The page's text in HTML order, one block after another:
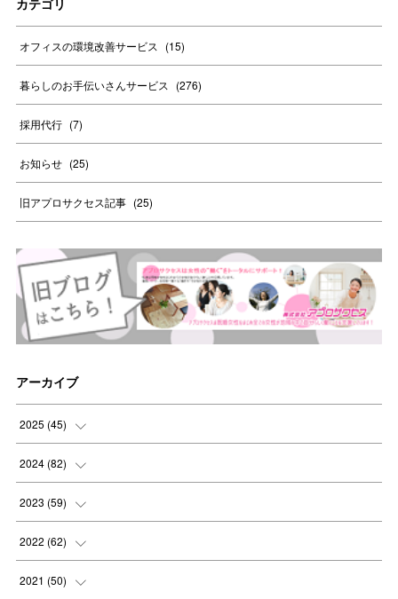
カテゴリ
オフィスの環境改善サービス (15)
暮らしのお手伝いさんサービス (276)
採用代行 (7)
お知らせ (25)
旧アプロサクセス記事 (25)
アーカイブ
2025 (45)
(8
(8
(8
(8
2024 (82)
(9
(8
(8
2023 (59)
(4
(4
2022 (62)
(3
2021 (50)